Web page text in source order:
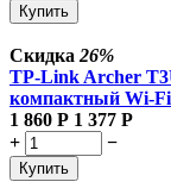
Купить
Скидка 26%
TP-Link Archer
компактный Wi-Fi
1 860 Р 1 377 Р
+
−
Купить